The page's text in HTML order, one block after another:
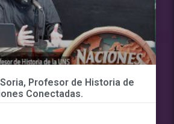
Profesor de Historia de
Conectadas.